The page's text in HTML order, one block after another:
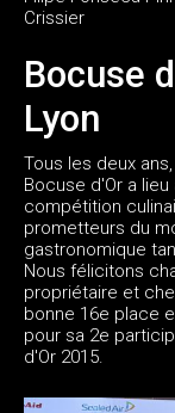
Crissier
Bocuse
Lyon
Tous les deux
Bocuse d'Or a
compétition
prometteurs du
gastronomique
Nous félicitons
propriétaire et
bonne 16e place
pour sa 2e
d'Or 2015.